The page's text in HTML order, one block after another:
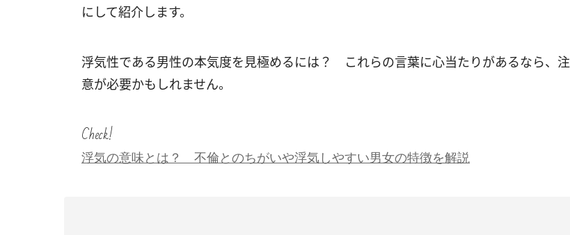
にして紹介します。
浮気性である男性の本気度を見極めるには？ これらの言葉に心当たりがあるなら、注
意が必要かもしれません。
Check!
浮気の意味とは？ 不倫とのちがいや浮気しやすい男女の特徴を解説